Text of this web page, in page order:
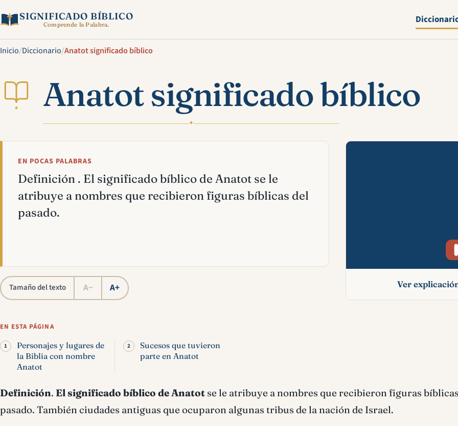
SIGNIFICADO BÍBLICO
Comprende la Palabra.
Inicio/Diccionario/Anatot significado bíblico
✦ Anatot significado bíblico
✦
EN POCAS PALABRAS
Definición . El significado bíblico de Anatot se le
atribuye a nombres que recibieron figuras bíblicas del
pasado.
Tamaño del texto A− A+
Mira esta
Ver
EN ESTA PÁGINA
Personajes y lugares de
la Biblia con nombre
Anatot
Sucesos que tuvieron
parte en Anatot
Definición. El significado bíblico de Anatot se le atribuye a nombres que recibieron figuras
pasado. También ciudades antiguas que ocuparon algunas tribus de la nación de Israel.